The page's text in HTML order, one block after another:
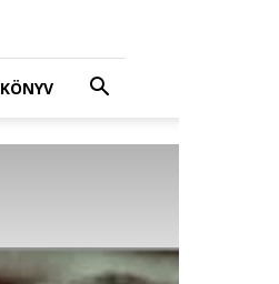
KÖNYV